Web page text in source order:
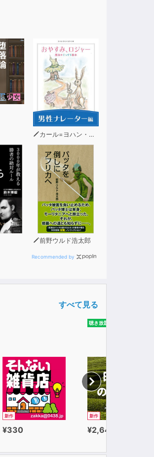
…金縛り Wanavamia（ワ
る Mashetani Wanakuja
盗まれたもの Anaibwa
師になったきっかけ
ころ…お守り Hirinzi（ヒ
カール=ヨハン・エリーン
前野ウルド浩太郎
Recommended by
すべて見る
新作
¥330
聴き放題
新作
¥2,640